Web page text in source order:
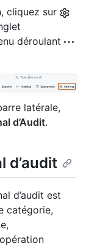
cliquez sur
déroulant
latérale,
d’Audit.
d’audit
d’audit est
catégorie,